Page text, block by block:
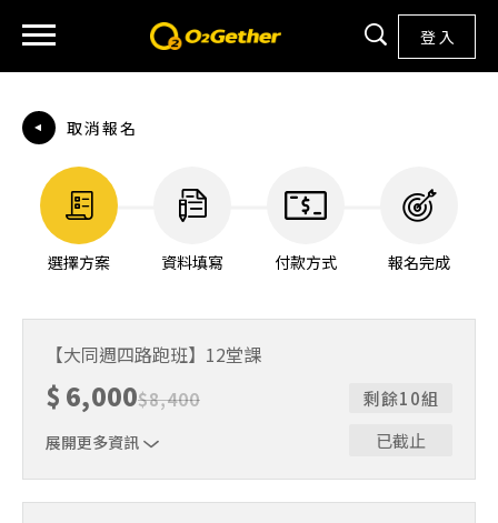
登 入
取消報名
選擇方案 資料填寫 付款方式 報名完成
【大同週四路跑班】12堂課
$ 6,000$8,400
展開更多資訊
剩餘10組
已截止